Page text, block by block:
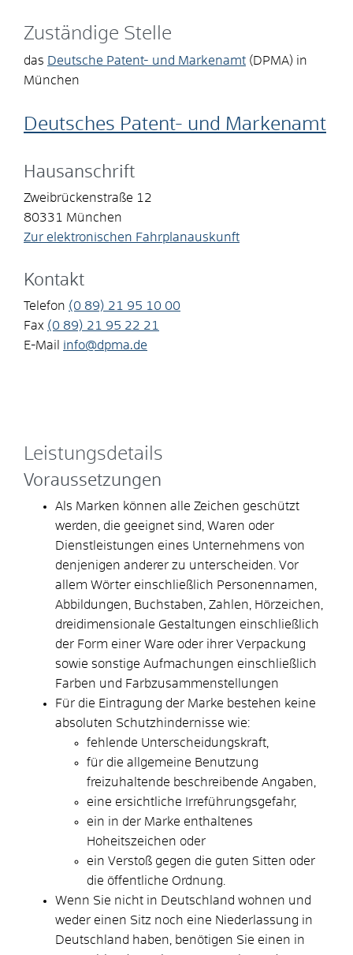
Zuständige Stelle
das Deutsche Patent- und Markenamt (DPMA) in
München
Deutsches Patent- und Markenamt
Hausanschrift
Zweibrückenstraße 12
80331
München
Zur elektronischen Fahrplanauskunft
Kontakt
Telefon (0 89) 21 95 10 00
Fax (0 89) 21 95 22 21
E-Mail
info@dpma.de
Leistungsdetails
Voraussetzungen
Als Marken können alle Zeichen geschützt
werden, die geeignet sind, Waren oder
Dienstleistungen eines Unternehmens von
denjenigen anderer zu unterscheiden. Vor
allem Wörter einschließlich Personennamen,
Abbildungen, Buchstaben, Zahlen, Hörzeichen,
dreidimensionale Gestaltungen einschließlich
der Form einer Ware oder ihrer Verpackung
sowie sonstige Aufmachungen einschließlich
Farben und Farbzusammenstellungen
Für die Eintragung der Marke bestehen keine
absoluten Schutzhindernisse wie:
fehlende Unterscheidungskraft,
für die allgemeine Benutzung
freizuhaltende beschreibende Angaben,
eine ersichtliche Irreführungsgefahr,
ein in der Marke enthaltenes
Hoheitszeichen oder
ein Verstoß gegen die guten Sitten oder
die öffentliche Ordnung.
Wenn Sie nicht in Deutschland wohnen und
weder einen Sitz noch eine Niederlassung in
Deutschland haben, benötigen Sie einen in